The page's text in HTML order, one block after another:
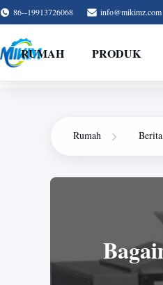
86--19913726068 info@mikimz.com
RUMAH PRODUK
Rumah Berita